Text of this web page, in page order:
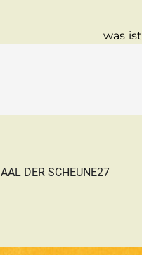
was ist
DER SCHEUNE27